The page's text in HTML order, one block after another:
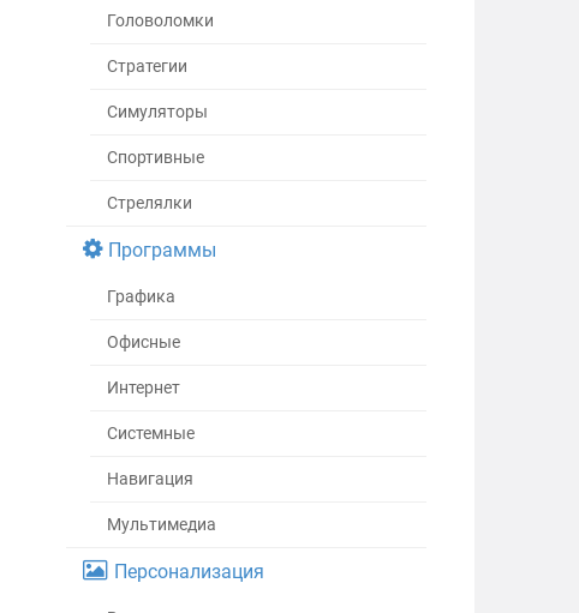
Головоломки
Стратегии
Симуляторы
Спортивные
Стрелялки
Программы
Графика
Офисные
Интернет
Системные
Навигация
Мультимедиа
Персонализация